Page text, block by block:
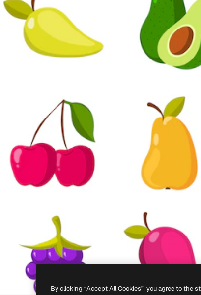
By clicking “Accept All Cookies”, you agree to the